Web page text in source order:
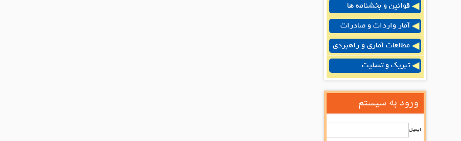
قوانین و بخشنامه ها
آمار واردات و صادرات
مطالعات آماری و راهبردی
تبریک و تسلیت
ورود به سیستم
ایمیل